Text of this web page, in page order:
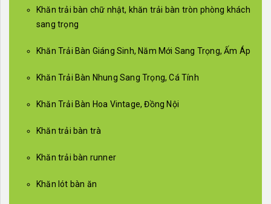
Khăn trải bàn chữ nhật, khăn trải bàn tròn phòng khách
sang trọng
Khăn Trải Bàn Giáng Sinh, Năm Mới Sang Trọng, Ấm Áp
Khăn Trải Bàn Nhung Sang Trọng, Cá Tính
Khăn Trải Bàn Hoa Vintage, Đồng Nội
Khăn trải bàn trà
Khăn trải bàn runner
Khăn lót bàn ăn